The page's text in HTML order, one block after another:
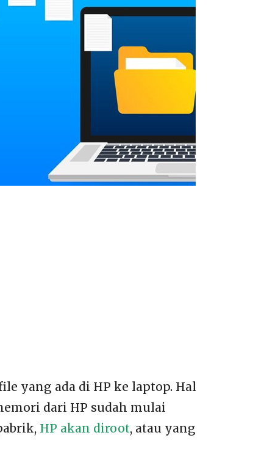
yang ada di HP ke laptop. Hal
dari HP sudah mulai
HP akan diroot, atau yang